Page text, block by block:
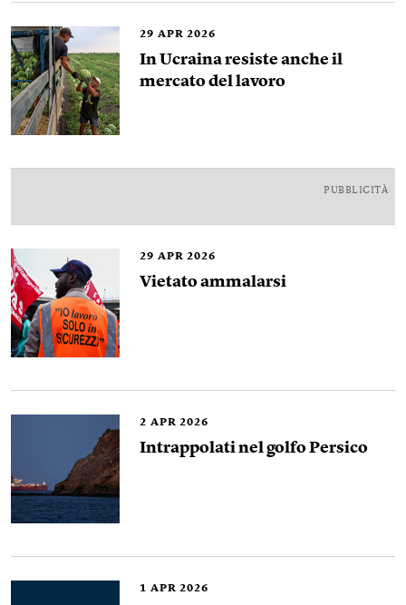
29 APR 2026
In Ucraina resiste anche il
mercato del lavoro
PUBBLICITÀ
29 APR 2026
Vietato ammalarsi
2 APR 2026
Intrappolati nel golfo Persico
1 APR 2026